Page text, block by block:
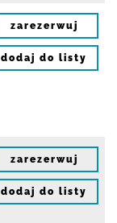
zarezerwuj
dodaj do listy
zarezerwuj
dodaj do listy